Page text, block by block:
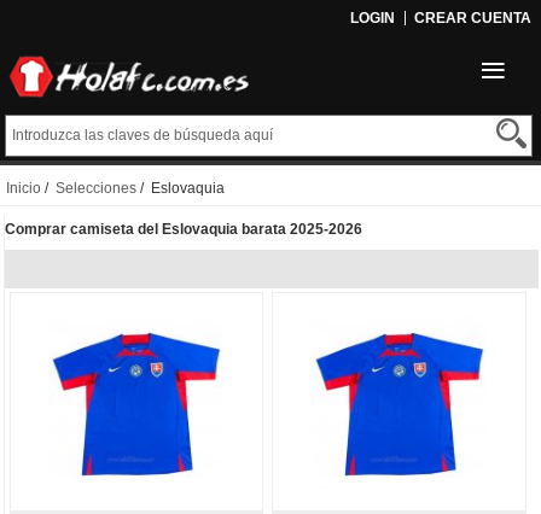
LOGIN CREAR CUENTA
Inicio / Selecciones / Eslovaquia
Comprar camiseta del Eslovaquia barata 2025-2026